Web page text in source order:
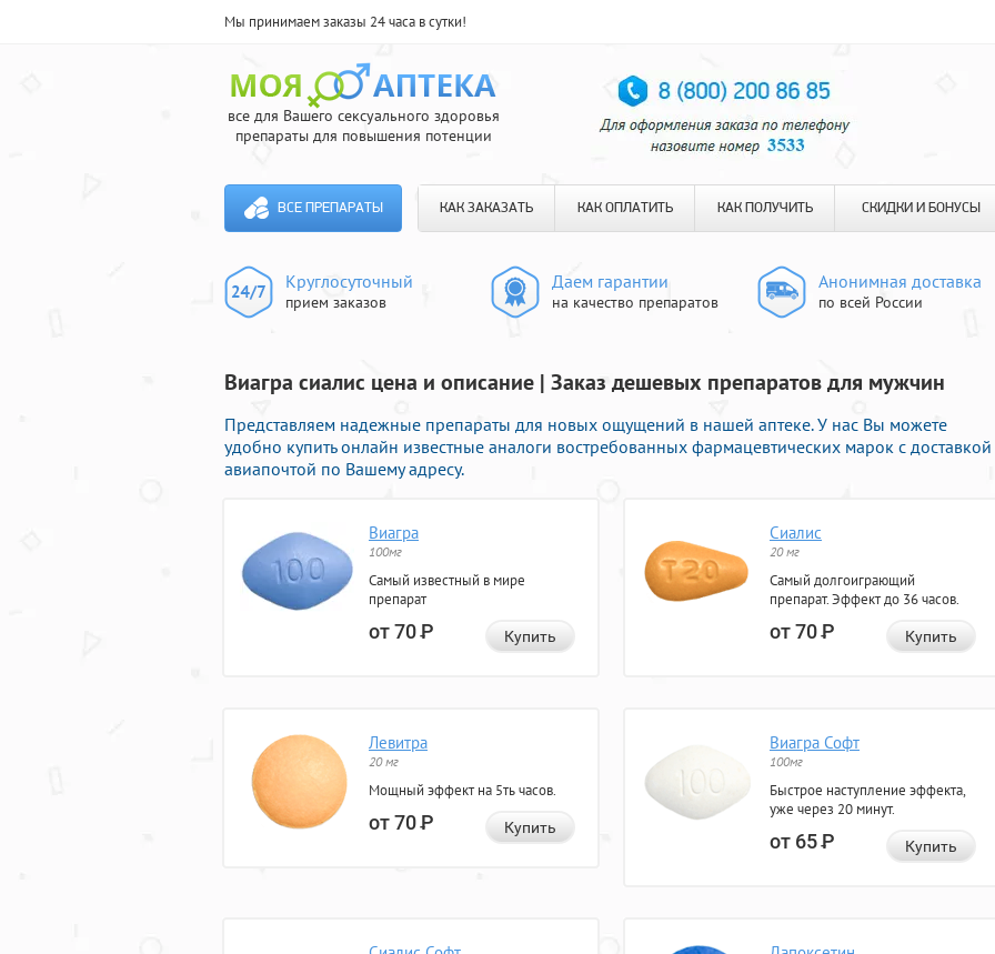
Мы принимаем заказы 24 часа в сутки!
все для Вашего сексуального здоровья
препараты для повышения потенции
ВСЕ ПРЕПАРАТЫ КАК ЗАКАЗАТЬ КАК ОПЛАТИТЬ КАК ПОЛУЧИТЬ СКИДКИ И БОНУСЫ
Круглосуточный
прием заказов
Даем гарантии
на качество препаратов
Анонимная доставка
по всей России
Виагра сиалис цена и описание | Заказ дешевых препаратов для мужчин
Представляем надежные препараты для новых ощущений в нашей аптеке. У нас Вы можете
удобно купить онлайн известные аналоги востребованных фармацевтических марок с доставкой
авиапочтой по Вашему адресу.
Виагра
100мг
Самый известный в мире
препарат
от 70Р Купить
Сиалис
20 мг
Самый долгоиграющий
препарат. Эффект до 36 часов.
от 70Р Купить
Левитра
20 мг
Мощный эффект на 5ть часов.
от 70Р Купить
Виагра Софт
100мг
Быстрое наступление эффекта,
уже через 20 минут.
от 65Р Купить